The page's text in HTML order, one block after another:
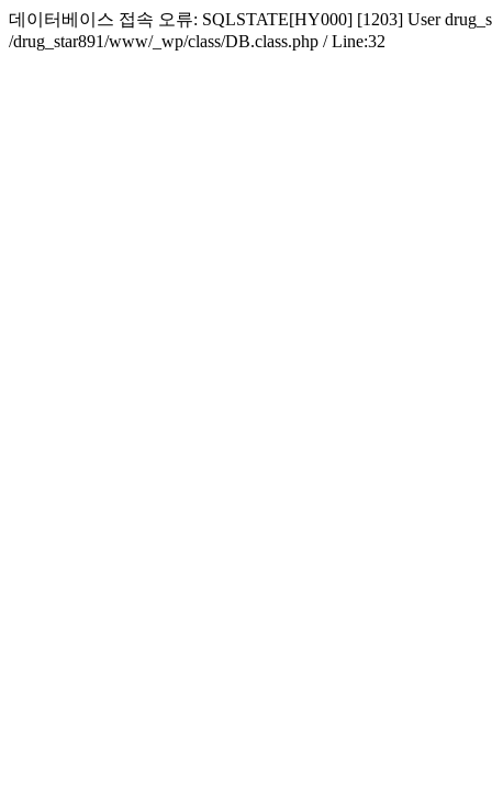
데이터베이스 접속 오류: SQLSTATE[HY000] [1203] User
/drug_star891/www/_wp/class/DB.class.php / Line:32